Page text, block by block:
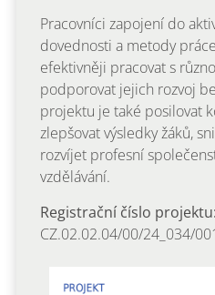
Pracovníci zapojení do
dovednosti a metody
efektivněji pracovat s
podporovat jejich rozvoj
projektu je také posilovat
zlepšovat výsledky žáků,
rozvíjet profesní
vzdělávání.
Registrační číslo projektu:
CZ.02.02.04/00/24_034/